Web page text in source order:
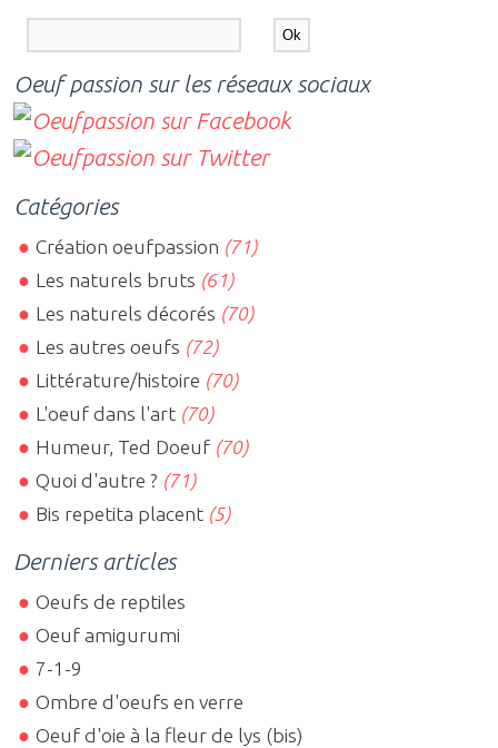
Oeuf passion sur les réseaux sociaux
Catégories
Création oeufpassion (71)
Les naturels bruts (61)
Les naturels décorés (70)
Les autres oeufs (72)
Littérature/histoire (70)
L'oeuf dans l'art (70)
Humeur, Ted Doeuf (70)
Quoi d'autre ? (71)
Bis repetita placent (5)
Derniers articles
Oeufs de reptiles
Oeuf amigurumi
7-1-9
Ombre d'oeufs en verre
Oeuf d'oie à la fleur de lys (bis)